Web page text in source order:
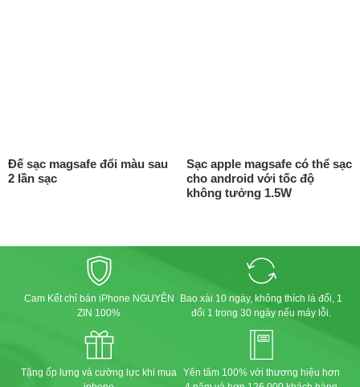
Đế sạc magsafe đổi màu sau
2 lần sạc
Sạc apple magsafe có thể sạc
cho android với tốc độ
không tưởng 1.5W
Cam Kết chỉ bán iPhone NGUYÊN
ZIN 100%
Bao xài 10 ngày, không thích là đổi, 1
đổi 1 trong 30 ngày nếu máy lỗi.
Tặng ốp lưng và cường lực khi mua Yên tâm 100% với thương hiệu hơn